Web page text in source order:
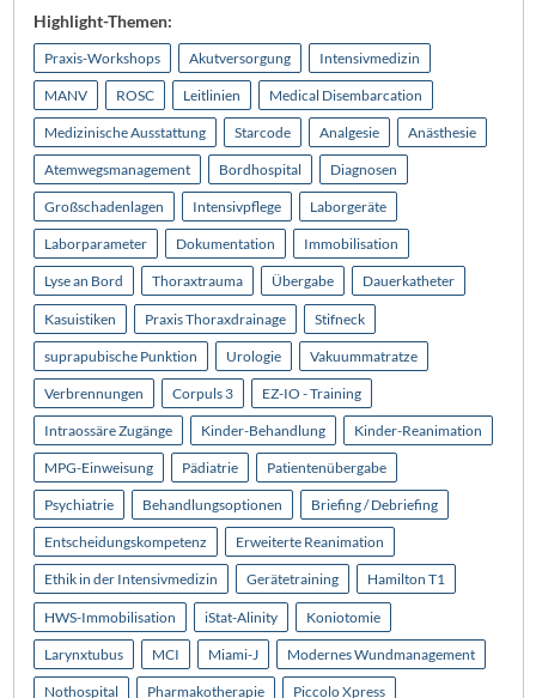
Highlight-Themen:
Praxis-Workshops Akutversorgung Intensivmedizin
MANV ROSC Leitlinien Medical Disembarcation
Medizinische Ausstattung Starcode Analgesie Anästhesie
Atemwegsmanagement Bordhospital Diagnosen
Großschadenlagen Intensivpflege Laborgeräte
Laborparameter Dokumentation Immobilisation
Lyse an Bord Thoraxtrauma Übergabe Dauerkatheter
Kasuistiken Praxis Thoraxdrainage Stifneck
suprapubische Punktion Urologie Vakuummatratze
Verbrennungen Corpuls 3 EZ-IO - Training
Intraossäre Zugänge Kinder-Behandlung Kinder-Reanimation
MPG-Einweisung Pädiatrie Patientenübergabe
Psychiatrie Behandlungsoptionen Briefing / Debriefing
Entscheidungskompetenz Erweiterte Reanimation
Ethik in der Intensivmedizin Gerätetraining Hamilton T1
HWS-Immobilisation iStat-Alinity Koniotomie
Larynxtubus MCI Miami-J Modernes Wundmanagement
Nothospital Pharmakotherapie Piccolo Xpress